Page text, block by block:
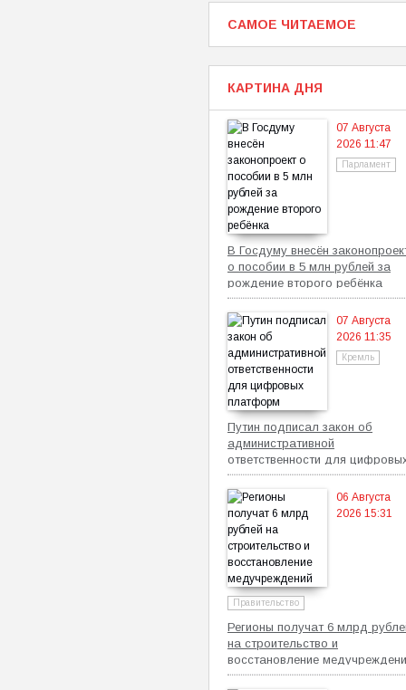
САМОЕ ЧИТАЕМОЕ
КАРТИНА ДНЯ
07 Августа
2026 11:47
Парламент
В Госдуму внесён
о пособии в 5 млн рублей за
рождение второго ребёнка
07 Августа
2026 11:35
Кремль
Путин подписал закон об
административной
ответственности для
платформ
06 Августа
2026 15:31
Правительство
Регионы получат 6 млрд
на строительство и
восстановление